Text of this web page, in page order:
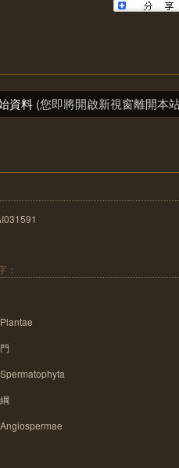
資料 (您即將開啟新視窗離開本
：